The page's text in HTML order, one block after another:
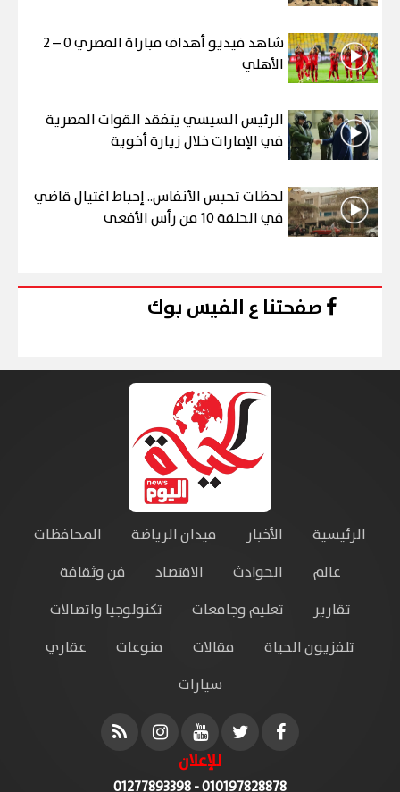
شاهد فيديو أهداف مباراة المصري 0 – 2
الأهلي
الرئيس السيسي يتفقد القوات المصرية
في الإمارات خلال زيارة أخوية
لحظات تحبس الأنفاس.. إحباط اغتيال قاضي
في الحلقة 10 من رأس الأفعى
صفحتنا ع الفيس بوك
الرئيسية الأخبار ميدان الرياضة
المحافظات
عالم
الحوادث الاقتصاد
فن وثقافة
تقارير
تعليم وجامعات
تكنولوجيا واتصالات
تلفزيون الحياة
مقالات منوعات
عقاري
سيارات
للإعلان
010197828878 - 01277893398